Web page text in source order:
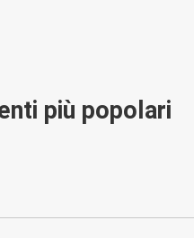
più popolari